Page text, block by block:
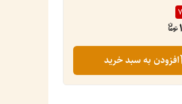
7
افزودن به سبد خرید